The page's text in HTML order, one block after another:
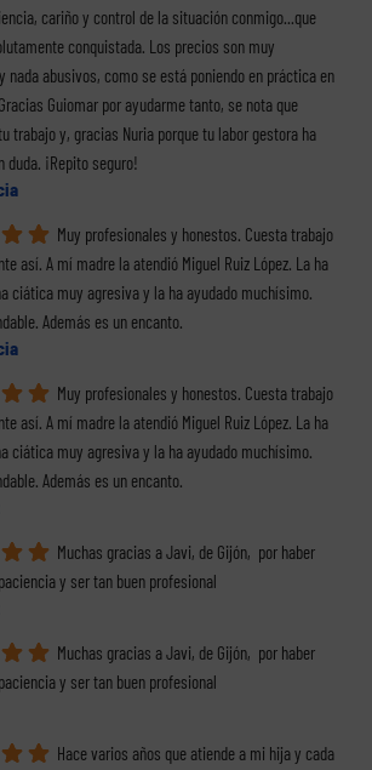
cariño y control de la situación conmigo...que
conquistada. Los precios son muy
nada abusivos, como se está poniendo en práctica en
Guiomar por ayudarme tanto, se nota que
trabajo y, gracias Nuria porque tu labor gestora ha
duda. ¡Repito seguro!
Muy profesionales y honestos. Cuesta trabajo
así. A mí madre la atendió Miguel Ruiz López. La ha
ciática muy agresiva y la ha ayudado muchísimo.
Además es un encanto.
Muy profesionales y honestos. Cuesta trabajo
así. A mí madre la atendió Miguel Ruiz López. La ha
ciática muy agresiva y la ha ayudado muchísimo.
Además es un encanto.
Muchas gracias a Javi, de Gijón,  por haber
y ser tan buen profesional
Muchas gracias a Javi, de Gijón,  por haber
y ser tan buen profesional
Hace varios años que atiende a mi hija y cada